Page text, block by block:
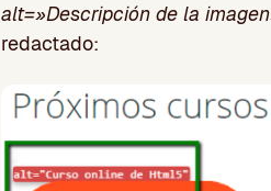
alt=»Descripción de la
redactado: